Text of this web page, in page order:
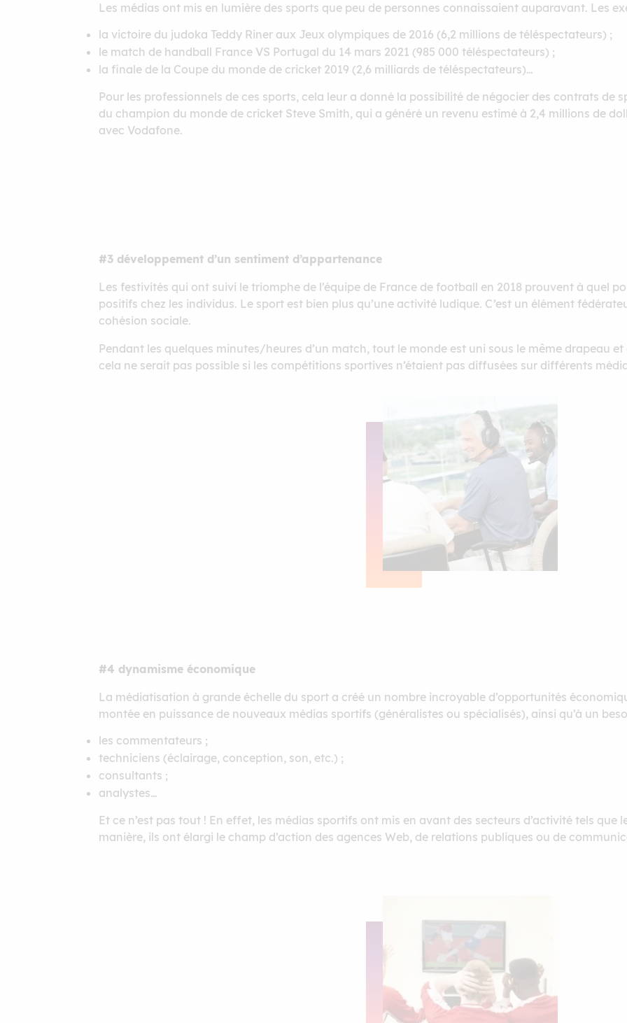
Les médias ont mis en lumière des sports que peu de personnes connaissaient auparavant. Les
la victoire du judoka Teddy Riner aux Jeux olympiques de 2016 (6,2 millions de téléspectateurs) ;
le match de handball France VS Portugal du 14 mars 2021 (985 000 téléspectateurs) ;
la finale de la Coupe du monde de cricket 2019 (2,6 milliards de téléspectateurs)…
Pour les professionnels de ces sports, cela leur a donné la possibilité de négocier des contrats de
du champion du monde de cricket Steve Smith, qui a généré un revenu estimé à 2,4 millions de
avec Vodafone.
#3 développement d’un sentiment d’appartenance
Les festivités qui ont suivi le triomphe de l’équipe de France de football en 2018 prouvent à quel
positifs chez les individus. Le sport est bien plus qu’une activité ludique. C’est un élément
cohésion sociale.
Pendant les quelques minutes/heures d’un match, tout le monde est uni sous le même drapeau
cela ne serait pas possible si les compétitions sportives n’étaient pas diffusées sur différents
#4 dynamisme économique
La médiatisation à grande échelle du sport a créé un nombre incroyable d’opportunités
montée en puissance de nouveaux médias sportifs (généralistes ou spécialisés), ainsi qu’à un
les commentateurs ;
techniciens (éclairage, conception, son, etc.) ;
consultants ;
analystes…
Et ce n’est pas tout ! En effet, les médias sportifs ont mis en avant des secteurs d’activité tels que
manière, ils ont élargi le champ d’action des agences Web, de relations publiques ou de